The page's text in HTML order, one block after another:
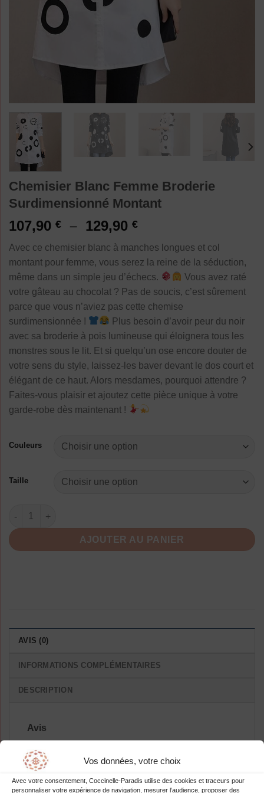
Vos données, votre choix
Avec votre consentement, Coccinelle-Paradis utilise des cookies et traceurs pour
personnaliser votre expérience de navigation, mesurer l’audience, proposer des
Chemisier Blanc Femme Broderie
Surdimensionné Montant
107,90 € – 129,90 €Plage
prix :
107,90 €
à
129,90 €
Avec ce chemisier blanc à manches longues et col
montant pour femme, vous serez la reine de la séduction,
même dans un simple jeu d’échecs.
Vous avez raté
votre gâteau au chocolat ? Pas de soucis, c’est sûrement
parce que vous n’aviez pas cette chemise
surdimensionnée !
Plus besoin d’avoir peur du noir
avec sa broderie à pois lumineuse qui éloignera tous les
monstres sous le lit. Et si quelqu’un ose encore douter de
votre sens du style, laissez-les baver devant le dos court et
élégant de ce haut. Alors mesdames, pourquoi attendre ?
Faites-vous plaisir et ajoutez cette pièce unique à votre
garde-robe dès maintenant !
Couleurs
Taille
quantité de Chemisier Blanc Femme Broderie Surdimensionné
AJOUTER AU PANIER
AVIS (0)
INFORMATIONS COMPLÉMENTAIRES
DESCRIPTION
Avis